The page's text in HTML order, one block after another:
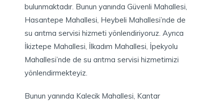
bulunmaktadır. Bunun yanında Güvenli Mahallesi,
Hasantepe Mahallesi, Heybeli Mahallesi’nde de
su arıtma servisi hizmeti yönlendiriyoruz. Ayrıca
İkiztepe Mahallesi, İlkadım Mahallesi, İpekyolu
Mahallesi’nde de su arıtma servisi hizmetimizi
yönlendirmekteyiz.
Bunun yanında Kalecik Mahallesi, Kantar